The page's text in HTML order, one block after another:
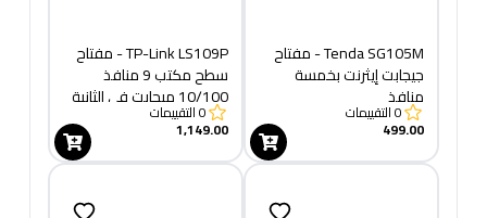
Tenda SG105M - مفتاح
جيجابت إيثرنت بخمسة
منافذ
0التقييمات
499.00
TP-Link LS109P - مفتاح
سطح مكتب 9 منافذ
10/100 ميجابت في الثانية
مع 8 منافذ PoE+0التقييمات
1,149.00